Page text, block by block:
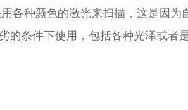
种颜色的激光来扫描，这是因为
的条件下使用，包括各种光泽或者